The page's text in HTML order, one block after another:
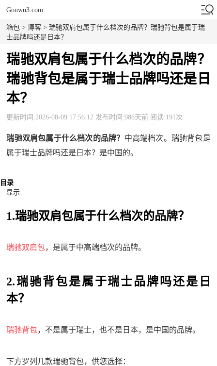
Gouwu3.com
箱包 >博客 > 瑞驰双肩包属于什么档次的品牌？瑞驰背包是属于瑞
士品牌吗还是日本？
瑞驰双肩包属于什么档次的品牌？
瑞驰背包是属于瑞士品牌吗还是日
本？
更新时间:2026-08-09 17:56:12 发布时间:986天前 阅读:191次
瑞驰双肩包属于什么档次的品牌？ 中高端档次。瑞驰背包是
属于瑞士品牌吗还是日本？是中国的。
目录
显示
1.瑞驰双肩包属于什么档次的品牌？
瑞驰双肩包，是属于中高端档次的品牌。
2.瑞驰背包是属于瑞士品牌吗还是日
本？
瑞驰背包，不是属于瑞士，也不是日本，是中国的品牌。
下方罗列几款瑞驰背包，供您选择：